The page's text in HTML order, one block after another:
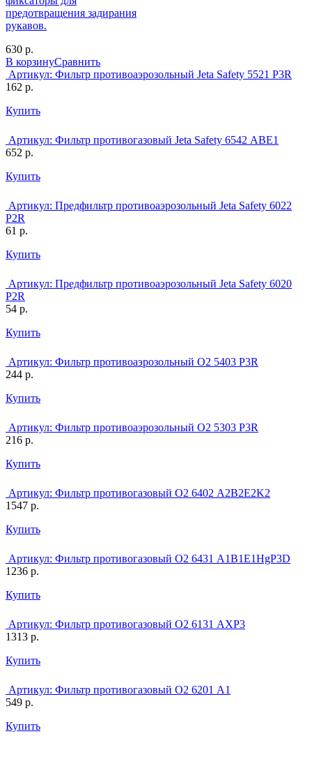
предотвращения задирания
рукавов.
630 р.
В корзинуСравнить
Артикул: Фильтр противоаэрозольный Jeta Safety 5521 P3R
162 р.
Купить
Артикул: Фильтр противогазовый Jeta Safety 6542 АВЕ1
652 р.
Купить
Артикул: Предфильтр противоаэрозольный Jeta Safety 6022
P2R
61 р.
Купить
Артикул: Предфильтр противоаэрозольный Jeta Safety 6020
P2R
54 р.
Купить
Артикул: Фильтр противоаэрозольный О2 5403 Р3R
244 р.
Купить
Артикул: Фильтр противоаэрозольный О2 5303 Р3R
216 р.
Купить
Артикул: Фильтр противогазовый О2 6402 A2B2E2K2
1547 р.
Купить
Артикул: Фильтр противогазовый О2 6431 A1B1E1HgP3D
1236 р.
Купить
Артикул: Фильтр противогазовый О2 6131 AXP3
1313 р.
Купить
Артикул: Фильтр противогазовый О2 6201 А1
549 р.
Купить